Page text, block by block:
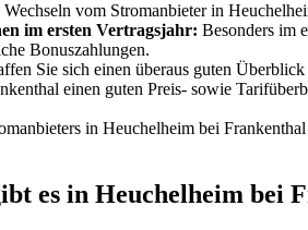
vom Stromanbieter in
im ersten Vertragsjahr: Besonders im
Bonuszahlungen.
Sie sich einen überaus guten
einen guten Preis- sowie
in Heuchelheim bei
es in Heuchelheim bei